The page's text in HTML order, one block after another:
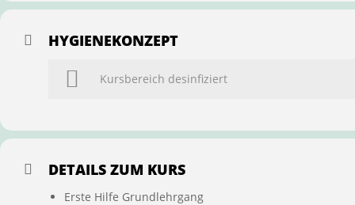
HYGIENEKONZEPT
Kursbereich desinfiziert
DETAILS ZUM KURS
Erste Hilfe Grundlehrgang